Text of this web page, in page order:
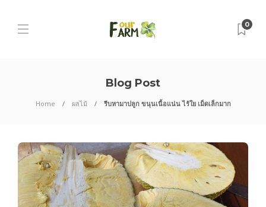
0
Blog Post
Home ผลไม้ รีบหามาปลูก ขนุนเนื้อแน่น ไร้ใย เม็ดเล็กมาก